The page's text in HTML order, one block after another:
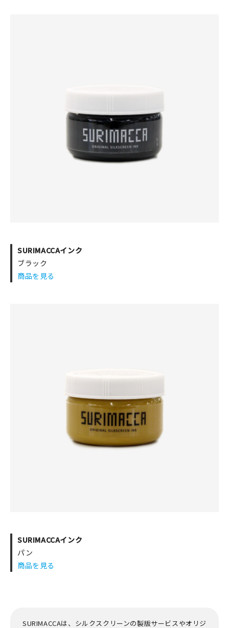
SURIMACCAインク
ブラック
商品を見る
SURIMACCAインク
パン
商品を見る
SURIMACCAは、シルクスクリーンの製版サービスやオリジ